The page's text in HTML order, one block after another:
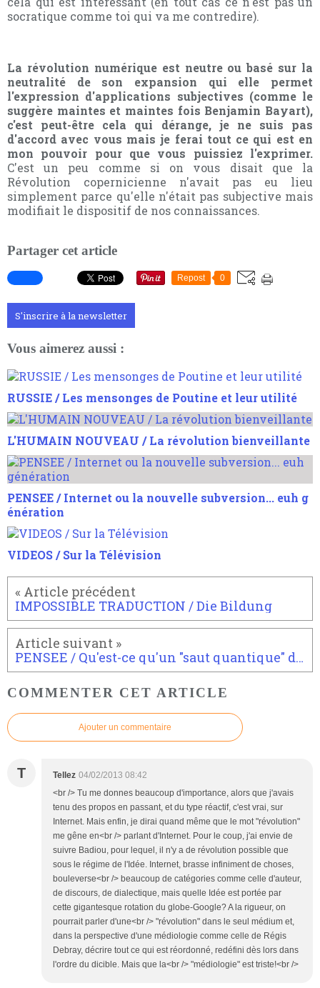
socratique comme toi qui va me contredire).
La révolution numérique est neutre ou basé sur la
neutralité de son expansion qui elle permet
l'expression d'applications subjectives (comme le
suggère maintes et maintes fois Benjamin Bayart),
c'est peut-être cela qui dérange, je ne suis pas
d'accord avec vous mais je ferai tout ce qui est en
mon pouvoir pour que vous puissiez l'exprimer.
C'est un peu comme si on vous disait que la
Révolution copernicienne n'avait pas eu lieu
simplement parce qu'elle n'était pas subjective mais
modifiait le dispositif de nos connaissances.
Partager cet article
Repost 0
S'inscrire à la newsletter
Vous aimerez aussi :
RUSSIE / Les mensonges de Poutine et leur utilité
L'HUMAIN NOUVEAU / La révolution bienveillante
PENSEE / Internet ou la nouvelle subversion... euh g
énération
VIDEOS / Sur la Télévision
IMPOSSIBLE TRADUCTION / Die Bildung
PENSEE / Qu'est-ce qu'un "saut quantique" dans la pensée
COMMENTER CET ARTICLE
Ajouter un commentaire
T Tellez 04/02/2013 08:42
<br /> Tu me donnes beaucoup d'importance, alors que j'avais
tenu des propos en passant, et du type réactif, c'est vrai, sur
Internet. Mais enfin, je dirai quand même que le mot "révolution"
me gêne en<br /> parlant d'Internet. Pour le coup, j'ai envie de
suivre Badiou, pour lequel, il n'y a de révolution possible que
sous le régime de l'Idée. Internet, brasse infiniment de choses,
bouleverse<br /> beaucoup de catégories comme celle d'auteur,
de discours, de dialectique, mais quelle Idée est portée par
cette gigantesque rotation du globe-Google? A la rigueur, on
pourrait parler d'une<br /> "révolution" dans le seul médium et,
dans la perspective d'une médiologie comme celle de Régis
Debray, décrire tout ce qui est réordonné, redéfini dès lors dans
l'ordre du dicible. Mais que la<br /> "médiologie" est triste!<br />